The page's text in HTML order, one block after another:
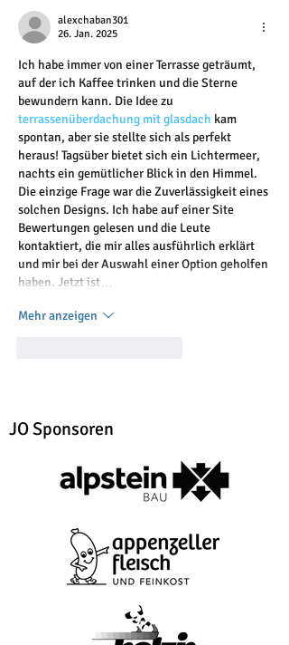
alexchaban301
26. Jan. 2025
Ich habe immer von einer Terrasse geträumt,
auf der ich Kaffee trinken und die Sterne
bewundern kann. Die Idee zu
terrassenüberdachung mit glasdach kam
spontan, aber sie stellte sich als perfekt
heraus! Tagsüber bietet sich ein Lichtermeer,
nachts ein gemütlicher Blick in den Himmel.
Die einzige Frage war die Zuverlässigkeit eines
solchen Designs. Ich habe auf einer Site
Bewertungen gelesen und die Leute
kontaktiert, die mir alles ausführlich erklärt
und mir bei der Auswahl einer Option geholfen
haben. Jetzt ist…
Mehr anzeigen
JO Sponsoren